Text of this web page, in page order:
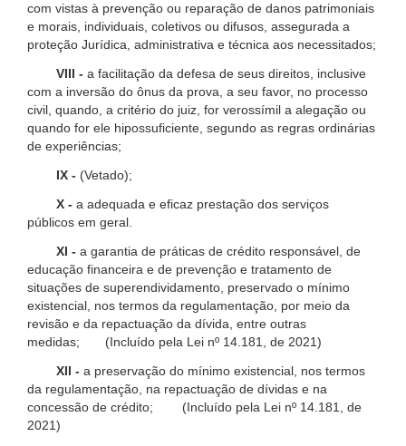
com vistas à prevenção ou reparação de danos patrimoniais
e morais, individuais, coletivos ou difusos, assegurada a
proteção Jurídica, administrativa e técnica aos necessitados;
VIII - a facilitação da defesa de seus direitos, inclusive
com a inversão do ônus da prova, a seu favor, no processo
civil, quando, a critério do juiz, for verossímil a alegação ou
quando for ele hipossuficiente, segundo as regras ordinárias
de experiências;
IX - (Vetado);
X - a adequada e eficaz prestação dos serviços
públicos em geral.
XI - a garantia de práticas de crédito responsável, de
educação financeira e de prevenção e tratamento de
situações de superendividamento, preservado o mínimo
existencial, nos termos da regulamentação, por meio da
revisão e da repactuação da dívida, entre outras
medidas; (Incluído pela Lei nº 14.181, de 2021)
XII - a preservação do mínimo existencial, nos termos
da regulamentação, na repactuação de dívidas e na
concessão de crédito; (Incluído pela Lei nº 14.181, de
2021)